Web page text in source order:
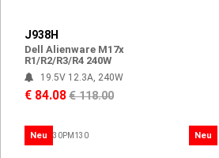
J938H
Dell Alienware M17x
R1/R2/R3/R4 240W
19.5V 12.3A, 240W
€ 84.08€ 118.00
Neu Neu